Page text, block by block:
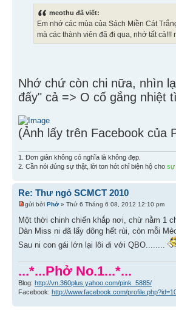
meothu đã viết:
Em nhớ các mùa của Sách Miền Cát
mà các thành viên đã đi qua, nhớ tất cả!!!
Nhớ chứ còn chi nữa, nhìn
đấy" cả => O cố gắng nhiệt
(Ảnh lấy trên Facebook của
1. Đơn giản không có nghĩa là không đẹp.
2. Cần nói đúng sự thật, lời ton hót chỉ biện hộ cho sự
Re: Thư ngỏ SCMCT 2010
gửi bởi Phở » Thứ 6 Tháng 6 08, 2012 12:10 pm
Một thời chinh chiến khắp nơi, chừ nằm 1
Dàn Miss ni đã lấy dông hết rùi, còn mỗi
Sau ni con gái lớn lại lôi đi với QBO........
...*...Phở No.1...*...
Blog: http://vn.360plus.yahoo.com/pink_5885/
Facebook: http://www.facebook.com/